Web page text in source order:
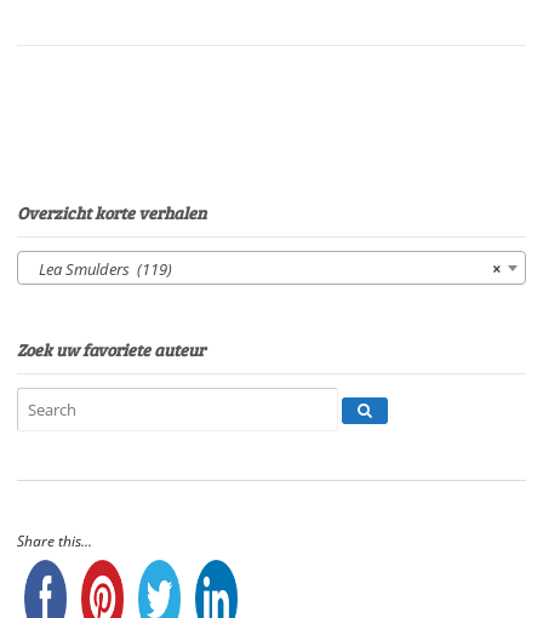
Eltjo
Overzicht korte verhalen
×
Lea Smulders (119)
Zoek uw favoriete auteur
Share this...